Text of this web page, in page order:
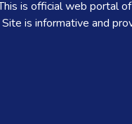
is official web portal
Site is informative and